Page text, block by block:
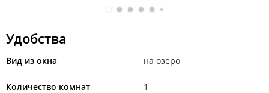
Удобства
Вид из окна на озеро
Количество комнат 1